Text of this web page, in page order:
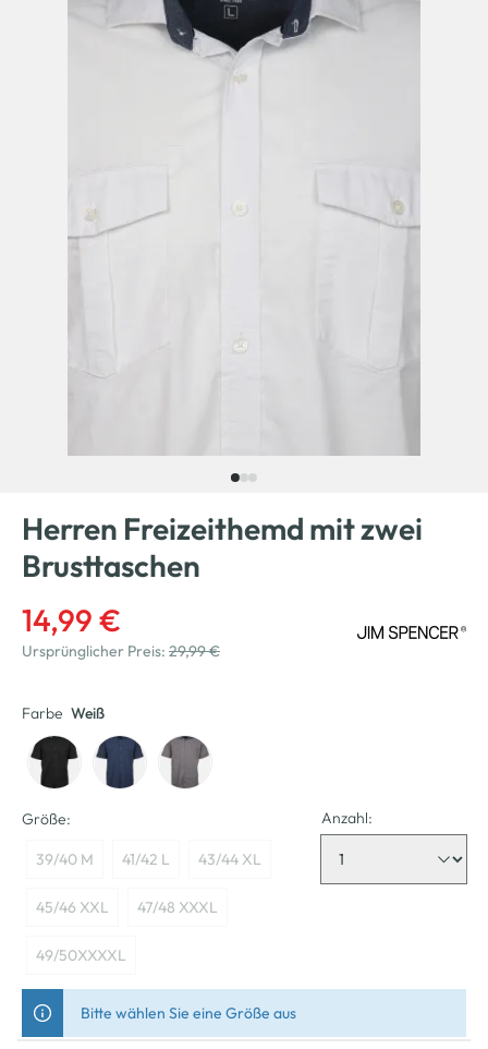
Herren Freizeithemd mit zwei
Brusttaschen
14,99 €
Ursprünglicher Preis: 29,99 €
Farbe Weiß
Größe:
39/40 M 41/42 L 43/44 XL
45/46 XXL 47/48 XXXL
49/50XXXXL
Anzahl:
Bitte wählen Sie eine Größe aus